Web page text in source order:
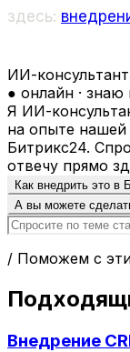
здесь:
ИИ-
● онлайн ·
Я ИИ-
на опыте
Битрикс24.
отвечу прямо
Как внедрить это в
А вы можете
/ Поможем с
Внедрение